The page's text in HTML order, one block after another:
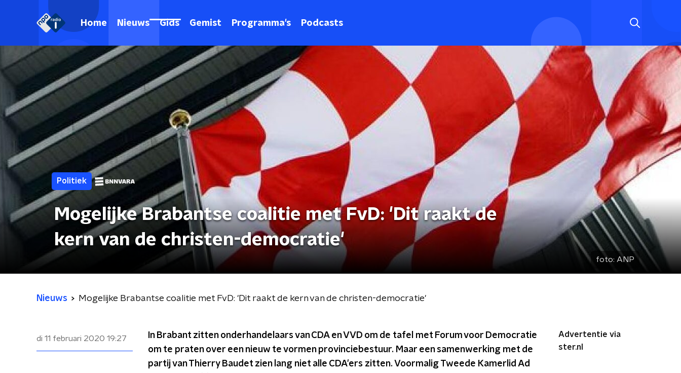
Home Nieuws Gids Gemist Programma's Podcasts
Politiek
Mogelijke Brabantse coalitie met FvD: 'Dit raakt de
kern van de christen-democratie'
foto: ANP
Nieuws Mogelijke Brabantse coalitie met FvD: 'Dit raakt de kern van de christen-democratie'
di 11 februari 2020 19:27
In Brabant zitten onderhandelaars van CDA en VVD om de tafel met Forum voor Democratie
om te praten over een nieuw te vormen provinciebestuur. Maar een samenwerking met de
partij van Thierry Baudet zien lang niet alle CDA'ers zitten. Voormalig Tweede Kamerlid Ad
Advertentie via
ster.nl